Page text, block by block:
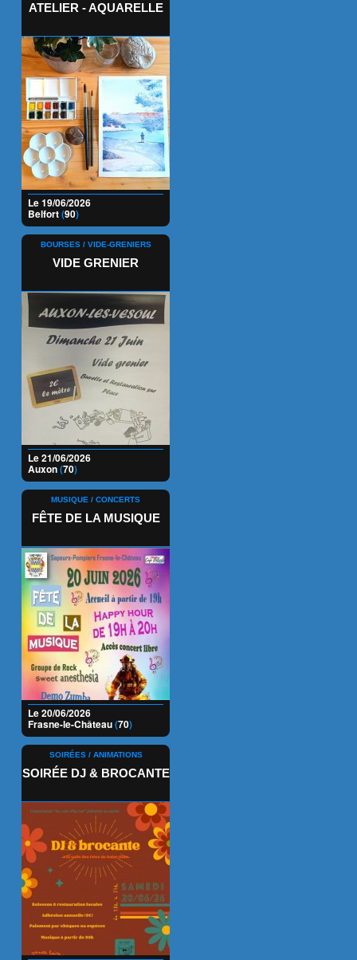
ATELIER - AQUARELLE
Le 19/06/2026
Belfort(90)
BOURSES / VIDE-GRENIERS
VIDE GRENIER
Le 21/06/2026
Auxon(70)
MUSIQUE / CONCERTS
FÊTE DE LA MUSIQUE
Le 20/06/2026
Frasne-le-Château(70)
SOIRÉES / ANIMATIONS
SOIRÉE DJ & BROCANTE